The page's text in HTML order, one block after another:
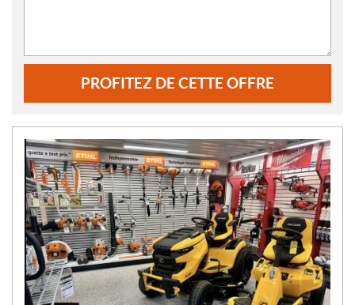
PROFITEZ DE CETTE OFFRE
N
O
U
V
E
L
L
E
S